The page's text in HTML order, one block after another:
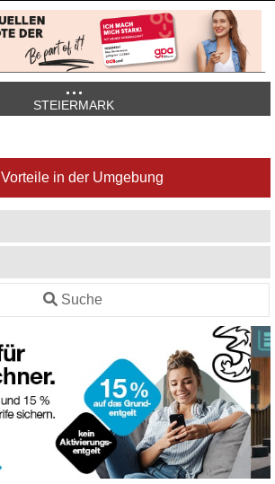
STEIERMARK
Vorteile in der Umgebung
Suche